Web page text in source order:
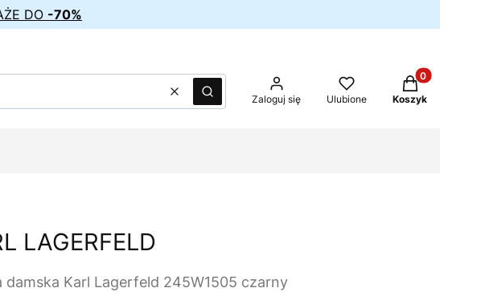
DO -70%
WyczyśćSzukaj Zaloguj się Ulubione
Produkty w
Koszyk
LAGERFELD
damska Karl Lagerfeld 245W1505 czarny